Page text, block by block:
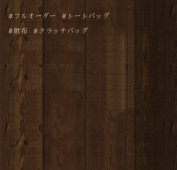
フルオーダー トートバッグ
財布 クラッチバッグ